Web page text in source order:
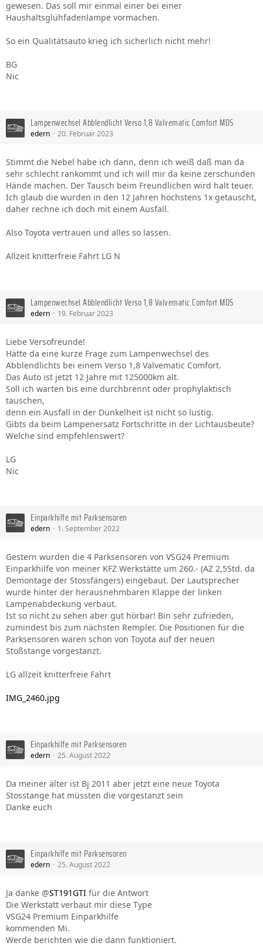
gewesen. Das soll mir einmal einer bei einer
Haushaltsglühfadenlampe vormachen.
So ein Qualitätsauto krieg ich sicherlich nicht mehr!
BG
Nic
Lampenwechsel Abblendlicht Verso 1,8 Valvematic Comfort MDS
edern 20. Februar 2023
Stimmt die Nebel habe ich dann, denn ich weiß daß man da
sehr schlecht rankommt und ich will mir da keine zerschunden
Hände machen. Der Tausch beim Freundlichen wird halt teuer.
Ich glaub die wurden in den 12 Jahren höchstens 1x getauscht,
daher rechne ich doch mit einem Ausfall.
Also Toyota vertrauen und alles so lassen.
Allzeit knitterfreie Fahrt LG N
Lampenwechsel Abblendlicht Verso 1,8 Valvematic Comfort MDS
edern 19. Februar 2023
Liebe Versofreunde!
Hätte da eine kurze Frage zum Lampenwechsel des
Abblendlichts bei einem Verso 1,8 Valvematic Comfort.
Das Auto ist jetzt 12 Jahre mit 125000km alt.
Soll ich warten bis eine durchbrennt oder prophylaktisch
tauschen,
denn ein Ausfall in der Dunkelheit ist nicht so lustig.
Gibts da beim Lampenersatz Fortschritte in der Lichtausbeute?
Welche sind empfehlenswert?
LG
Nic
Einparkhilfe mit Parksensoren
edern 1. September 2022
Gestern wurden die 4 Parksensoren von VSG24 Premium
Einparkhilfe von meiner KFZ Werkstätte um 260.- (AZ 2,5Std. da
Demontage der Stossfängers) eingebaut. Der Lautsprecher
wurde hinter der herausnehmbaren Klappe der linken
Lampenabdeckung verbaut.
Ist so nicht zu sehen aber gut hörbar! Bin sehr zufrieden,
zumindest bis zum nächsten Rempler. Die Positionen für die
Parksensoren waren schon von Toyota auf der neuen
Stoßstange vorgestanzt.
LG allzeit knitterfreie Fahrt
IMG_2460.jpg
Einparkhilfe mit Parksensoren
edern 25. August 2022
Da meiner älter ist Bj 2011 aber jetzt eine neue Toyota
Stosstange hat müssten die vorgestanzt sein
Danke euch
Einparkhilfe mit Parksensoren
edern 25. August 2022
Ja danke @ST191GTI für die Antwort
Die Werkstatt verbaut mir diese Type
VSG24 Premium Einparkhilfe
kommenden Mi.
Werde berichten wie die dann funktioniert.